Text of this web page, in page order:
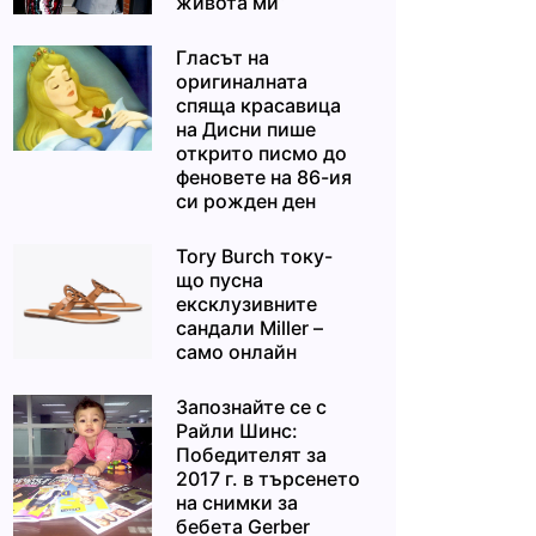
Гласът на
оригиналната
спяща красавица
на Дисни пише
открито писмо до
феновете на 86-ия
си рожден ден
Tory Burch току-
що пусна
ексклузивните
сандали Miller –
само онлайн
Запознайте се с
Райли Шинс:
Победителят за
2017 г. в търсенето
на снимки за
бебета Gerber